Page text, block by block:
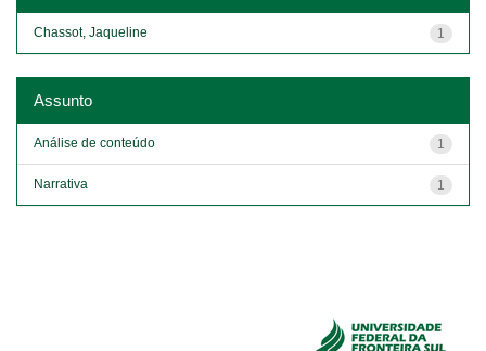
1
Chassot, Jaqueline
Assunto
1
Análise de conteúdo
1
Narrativa